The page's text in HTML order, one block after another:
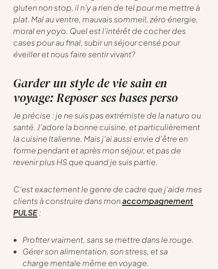
gluten non stop, il n’y a rien de tel pour me mettre à
plat. Mal au ventre, mauvais sommeil, zéro énergie,
moral en yoyo. Quel est l’intérêt de cocher des
cases pour au final, subir un séjour censé pour
éveiller et nous faire sentir vivant?
Garder un style de vie sain en
voyage: Reposer ses bases perso
Je précise : je ne suis pas extrémiste de la naturo ou
santé. J’adore la bonne cuisine, et particulièrement
la cuisine Italienne. Mais j’ai aussi envie d’être en
forme pendant et après mon séjour, et pas de
revenir plus HS que quand je suis partie.
C’est exactement le genre de cadre que j’aide mes
clients à construire dans monaccompagnement
PULSE:
Profiter vraiment, sans se mettre dans le rouge.
Gérer son alimentation, son stress, et sa
charge mentale même en voyage.